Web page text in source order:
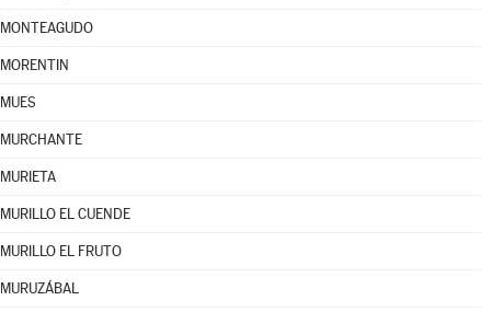
MONTEAGUDO
MORENTIN
MUES
MURCHANTE
MURIETA
MURILLO EL CUENDE
MURILLO EL FRUTO
MURUZÁBAL